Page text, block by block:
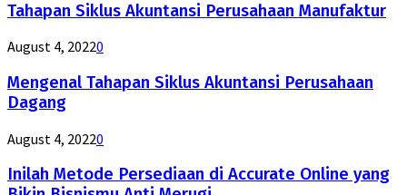
Tahapan Siklus Akuntansi Perusahaan Manufaktur
August 4, 20220
Mengenal Tahapan Siklus Akuntansi Perusahaan
Dagang
August 4, 20220
Inilah Metode Persediaan di Accurate Online yang